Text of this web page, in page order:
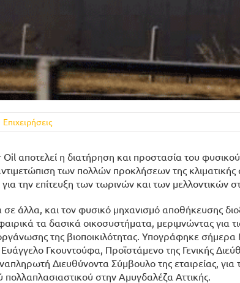
Επιχειρήσεις
αποτελεί η διατήρηση και προστασία του φυσικού
των πολλών προκλήσεων της
την επίτευξη των τωρινών και των μελλοντικών
άλλα, και τον φυσικό μηχανισμό αποθήκευσης
τα δασικά οικοσυστήματα, μεριμνώντας για
της βιοποικιλότητας. Υπογράφηκε
Γκουντούφα, Προϊστάμενο της Γενικής
Διευθύνοντα Σύμβουλο της εταιρείας, για
πολλαπλασιαστικού στην Αμυγδαλέζα Αττικής.